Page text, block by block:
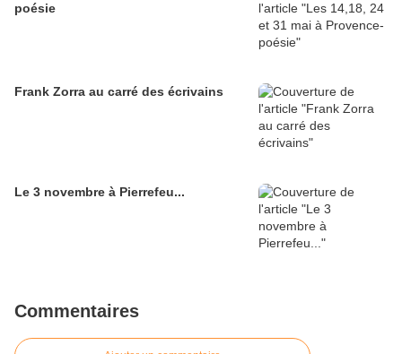
poésie
Frank Zorra au carré des écrivains
Le 3 novembre à Pierrefeu...
Commentaires